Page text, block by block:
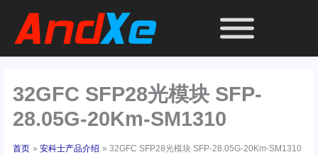
32GFC SFP28光模块 SFP-
28.05G-20Km-SM1310
首页 安科士产品介绍 32GFC SFP28光模块 SFP-28.05G-20Km-SM1310